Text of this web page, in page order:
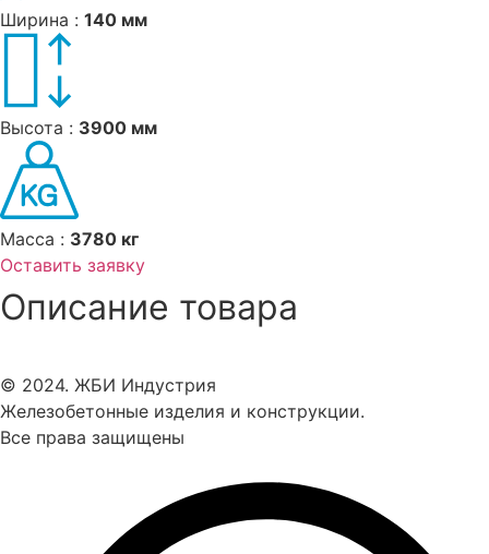
Ширина : 140 мм
Высота : 3900 мм
Масса : 3780 кг
Оставить заявку
Описание товара
© 2024. ЖБИ Индустрия
Железобетонные изделия и конструкции.
Все права защищены